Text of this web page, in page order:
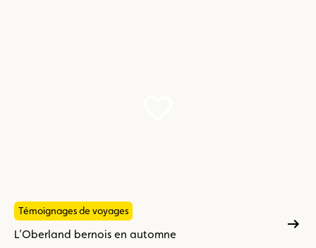
Témoignages de voyages
L’Oberland bernois en automne